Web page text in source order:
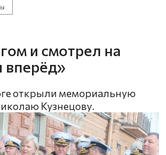
и смотрел на
вперёд»
открыли мемориальную
Кузнецову.